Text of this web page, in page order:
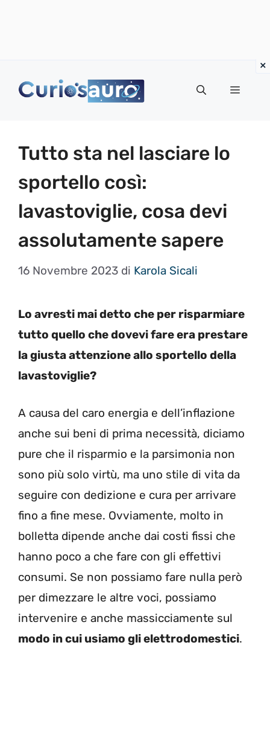
Menu
Tutto sta nel lasciare lo
sportello così:
lavastoviglie, cosa devi
assolutamente sapere
16 Novembre 2023 di Karola Sicali
Lo avresti mai detto che per risparmiare
tutto quello che dovevi fare era prestare
la giusta attenzione allo sportello della
lavastoviglie?
A causa del caro energia e dell’inflazione
anche sui beni di prima necessità, diciamo
pure che il risparmio e la parsimonia non
sono più solo virtù, ma uno stile di vita da
seguire con dedizione e cura per arrivare
fino a fine mese. Ovviamente, molto in
bolletta dipende anche dai costi fissi che
hanno poco a che fare con gli effettivi
consumi. Se non possiamo fare nulla però
per dimezzare le altre voci, possiamo
intervenire e anche massicciamente sul
modo in cui usiamo gli elettrodomestici.